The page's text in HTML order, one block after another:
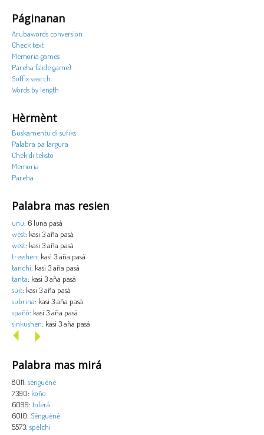
Páginanan
Arubawords conversion
Check text
Memoria games
Pareha (slide game)
Suffix search
Words by length
Hèrmènt
Buskamentu di sufiks
Palabra pa largura
Chèk di teksto
Memoria
Pareha
Palabra mas resien
unu: 6 luna pasá
wèst: kasi 3 aña pasá
wèst: kasi 3 aña pasá
tresshen: kasi 3 aña pasá
tanchi: kasi 3 aña pasá
tanta: kasi 3 aña pasá
sùit: kasi 3 aña pasá
subrina: kasi 3 aña pasá
spañó: kasi 3 aña pasá
sinkushen: kasi 3 aña pasá
Palabra mas mirá
8011: sènguènè
7390: koño
6099: tolerá
6010: Sènguènè
5573: spèlchi